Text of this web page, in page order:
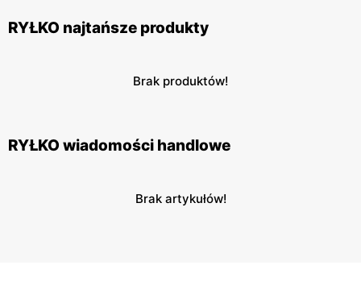
RYŁKO najtańsze produkty
Brak produktów!
RYŁKO wiadomości handlowe
Brak artykułów!